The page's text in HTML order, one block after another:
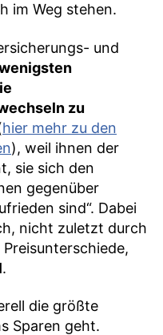
im Weg stehen.
und
zu
hier mehr zu den
), weil ihnen der
sie sich den
gegenüber
sind“. Dabei
nicht zuletzt durch
.
die größte
Sparen geht.